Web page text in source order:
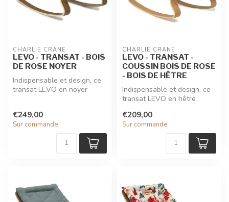
CHARLIE CRANE
LEVO - TRANSAT - BOIS
DE ROSE NOYER
Indispensable et design, ce
transat LEVO en noyer
€249,00
Sur commande
CHARLIE CRANE
LEVO - TRANSAT -
COUSSIN BOIS DE ROSE
- BOIS DE HÊTRE
Indispensable et design, ce
transat LEVO en hêtre
signé ...
€209,00
Sur commande